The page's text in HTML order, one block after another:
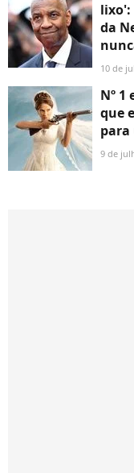
lixo':
da
10 de
Nº 1
que
para
9 de